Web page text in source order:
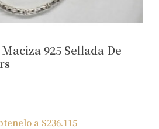
925 Sellada De
a $236.115